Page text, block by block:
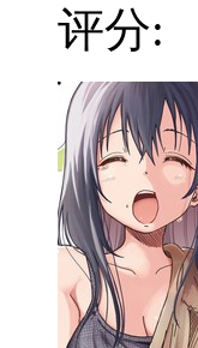
评分: